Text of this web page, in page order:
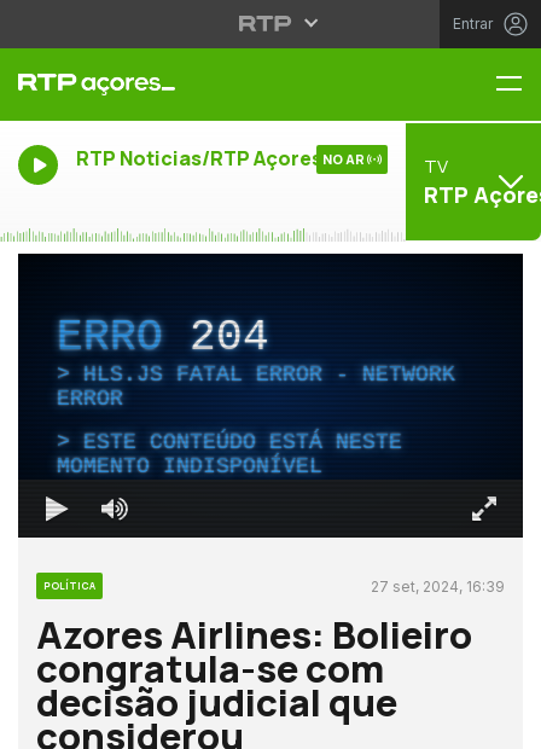
Entrar
RTP Noticias/RTP Açores NO AR TV
RTP
ERRO204
HLS.JS FATAL ERROR - NETWORK
ERROR
ESTE CONTEÚDO ESTÁ NESTE
MOMENTO INDISPONÍVEL
POLÍTICA 27 set, 2024, 16:39
Azores Airlines: Bolieiro
congratula-se com
decisão judicial que
considerou